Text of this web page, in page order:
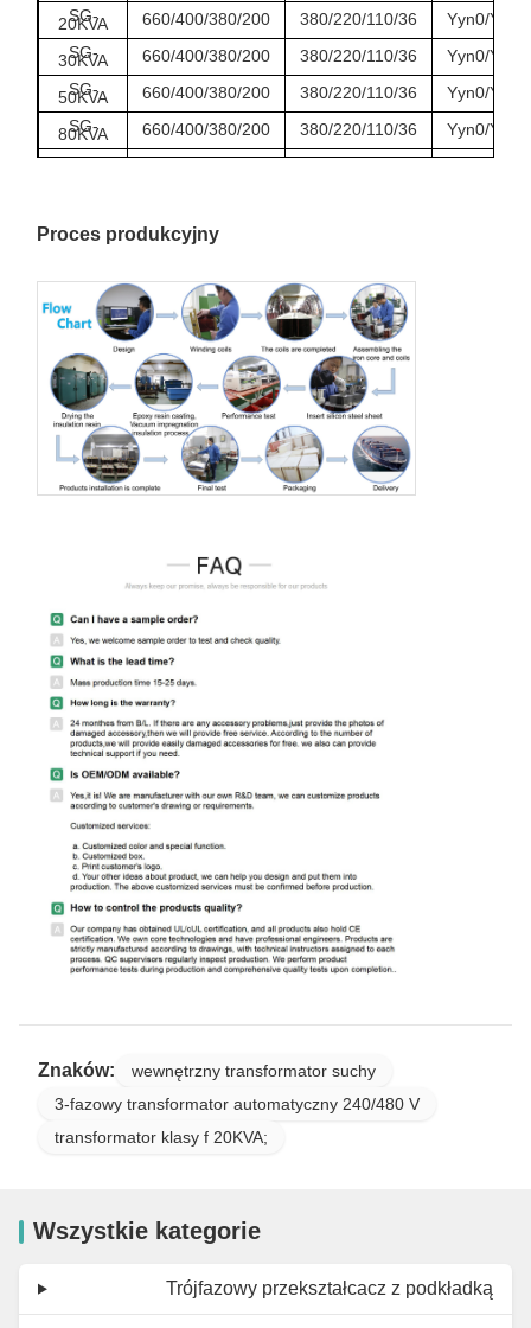
SG-
20KVA 660/400/380/200 380/220/110/36
Yyn0/Y/d/
SG-
30KVA 660/400/380/200 380/220/110/36
Yyn0/Y/d/
SG-
50KVA 660/400/380/200 380/220/110/36
Yyn0/Y/d/
SG-
80KVA 660/400/380/200 380/220/110/36
Yyn0/Y/d/
SG-
Proces produkcyjny
Znaków:
wewnętrzny transformator suchy
3-fazowy transformator automatyczny 240/480 V
transformator klasy f 20KVA;
Wszystkie kategorie
Trójfazowy przekształcacz z podkładką